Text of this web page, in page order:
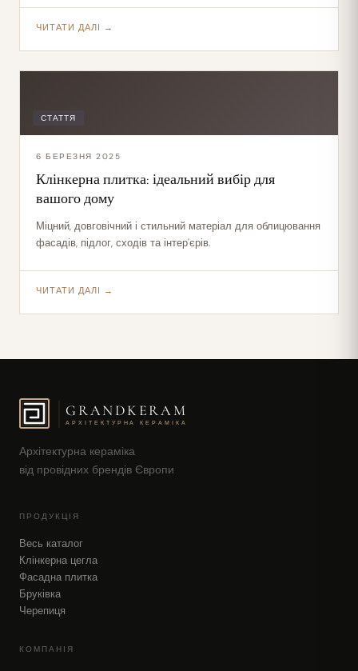
ЧИТАТИ ДАЛІ →
СТАТТЯ
6 БЕРЕЗНЯ 2025
Клінкерна плитка: ідеальний вибір для
вашого дому
Міцний, довговічний і стильний матеріал для облицювання
фасадів, підлог, сходів та інтер'єрів.
ЧИТАТИ ДАЛІ →
GRANDKERAM
АРХІТЕКТУРНА КЕРАМІКА
Архітектурна кераміка
від провідних брендів Європи
ПРОДУКЦІЯ
Весь каталог
Клінкерна цегла
Фасадна плитка
Бруківка
Черепиця
КОМПАНІЯ